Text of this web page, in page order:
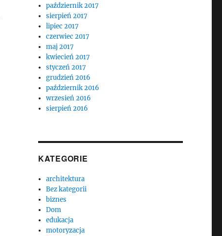
październik 2017
sierpień 2017
lipiec 2017
czerwiec 2017
maj 2017
kwiecień 2017
styczeń 2017
grudzień 2016
październik 2016
wrzesień 2016
sierpień 2016
KATEGORIE
architektura
Bez kategorii
biznes
Dom
edukacja
motoryzacja